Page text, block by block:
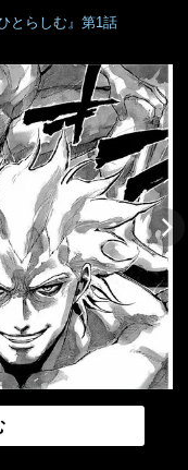
とらしむ』第1話